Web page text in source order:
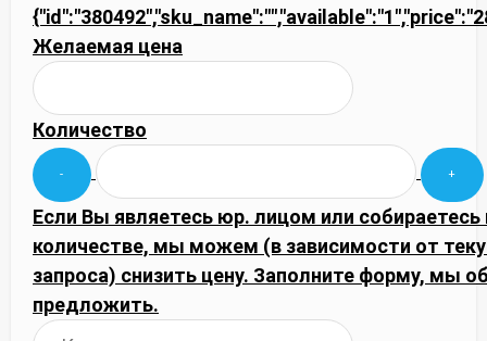
Желаемая цена
Количество
Если Вы являетесь юр. лицом или
количестве, мы можем (в зависимости от
запроса) снизить цену. Заполните форму, мы
предложить.